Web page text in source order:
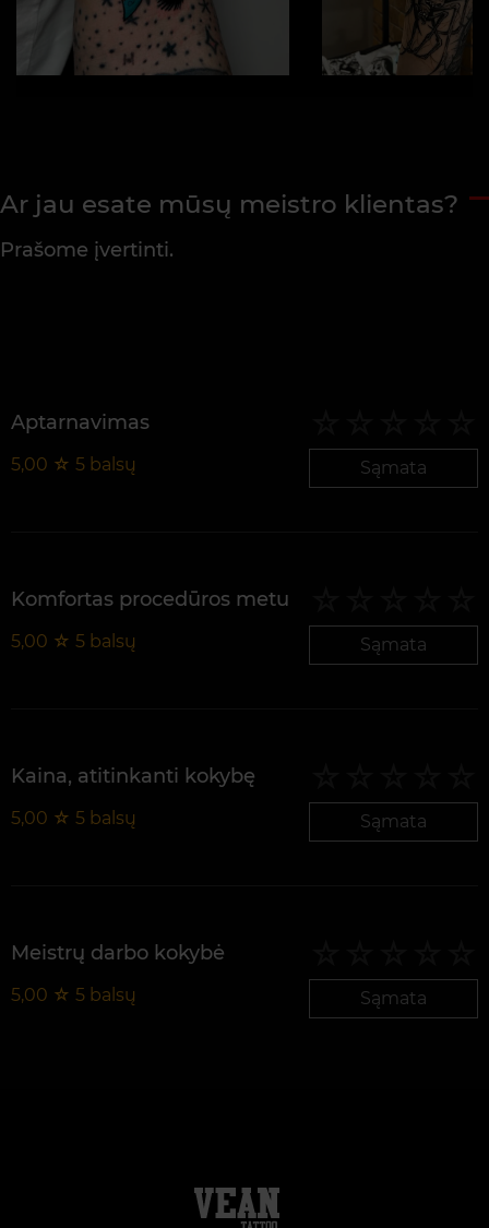
Ar jau esate mūsų meistro klientas?
Prašome įvertinti.
Aptarnavimas
5,00 ☆ 5 balsų Sąmata
Komfortas procedūros metu
5,00 ☆ 5 balsų Sąmata
Kaina, atitinkanti kokybę
5,00 ☆ 5 balsų Sąmata
Meistrų darbo kokybė
5,00 ☆ 5 balsų Sąmata